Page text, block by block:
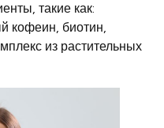
такие как:
кофеин, биотин,
из растительных